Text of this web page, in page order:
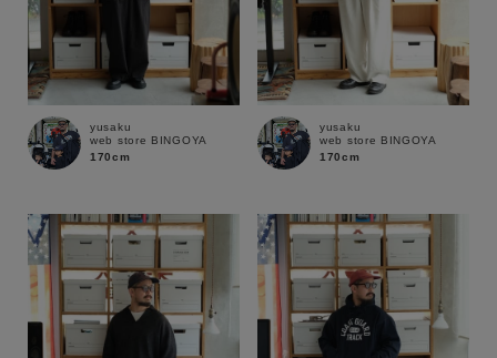
yusaku
web store BINGOYA
170cm
yusaku
web store BINGOYA
170cm